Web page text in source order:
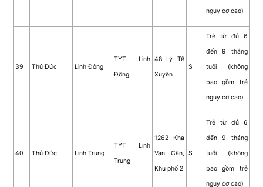
nguy cơ cao)
39 Thủ Đức Linh Đông
TYT Linh
Đông
48 Lý Tế
Xuyên
S
Trẻ từ đủ 6
đến 9 tháng
tuổi (không
bao gồm trẻ
nguy cơ cao)
40 Thủ Đức Linh Trung
TYT Linh
Trung
1262 Kha
Vạn Cân,
Khu phố 2
S
Trẻ từ đủ 6
đến 9 tháng
tuổi (không
bao gồm trẻ
nguy cơ cao)